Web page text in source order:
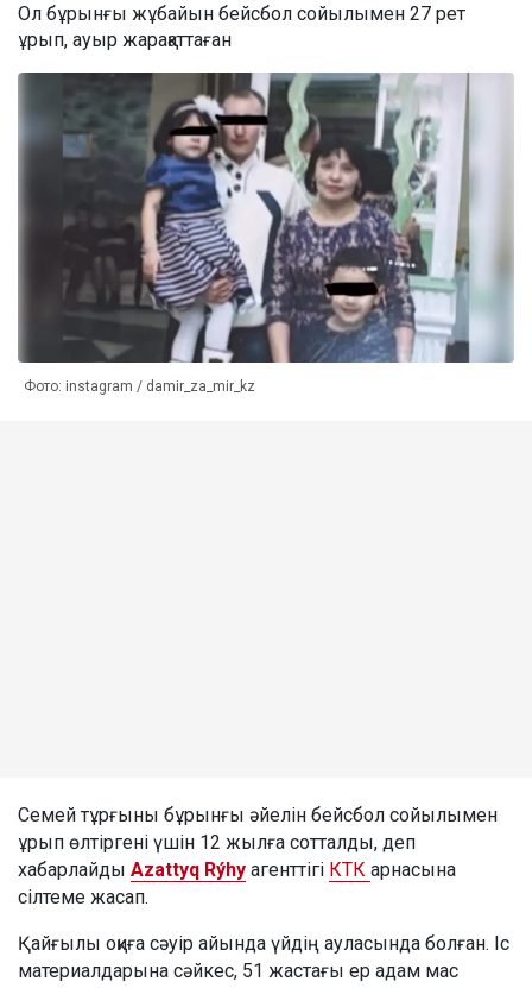
Ол бұрынғы жұбайын бейсбол сойылымен 27 рет
ұрып, ауыр жарақаттаған
Фото: instagram / damir_za_mir_kz
Семей тұрғыны бұрынғы әйелін бейсбол сойылымен
ұрып өлтіргені үшін 12 жылға сотталды, деп
хабарлайды Azattyq Rýhy агенттігі КТК арнасына
сілтеме жасап.
Қайғылы оқиға сәуір айында үйдің ауласында болған. Іс
материалдарына сәйкес, 51 жастағы ер адам мас